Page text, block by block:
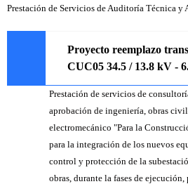
Prestación de Servicios de Auditoría Técnica y
Proyecto reemplazo
CUC05 34.5 / 13.8 kV -
Prestación de servicios de
aprobación de ingeniería, obras
electromecánico "Para la
para la integración de los nuevos
control y protección de la
obras, durante la fases de ejecución,